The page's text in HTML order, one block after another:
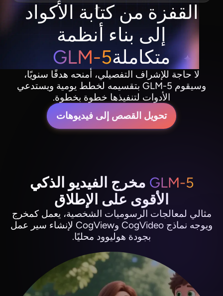
القفزة من كتابة الأكواد
إلى بناء أنظمة
متكاملةGLM-5
لا حاجة للإشراف التفصيلي، أمنحه هدفًا سنويًا،
وسيقوم GLM-5 بتقسيمه لخطط يومية ويستدعي
الأدوات لتنفيذها خطوة بخطوة.
تحويل القصص إلى فيديوهات
GLM-5 مخرج الفيديو الذكي
الأقوى على الإطلاق
مثالي لمعالجات الرسوميات الشخصية، يعمل كمخرج
ويوجه نماذج CogVideo وCogView لإنشاء سير عمل
بجودة هوليوود محليًا.